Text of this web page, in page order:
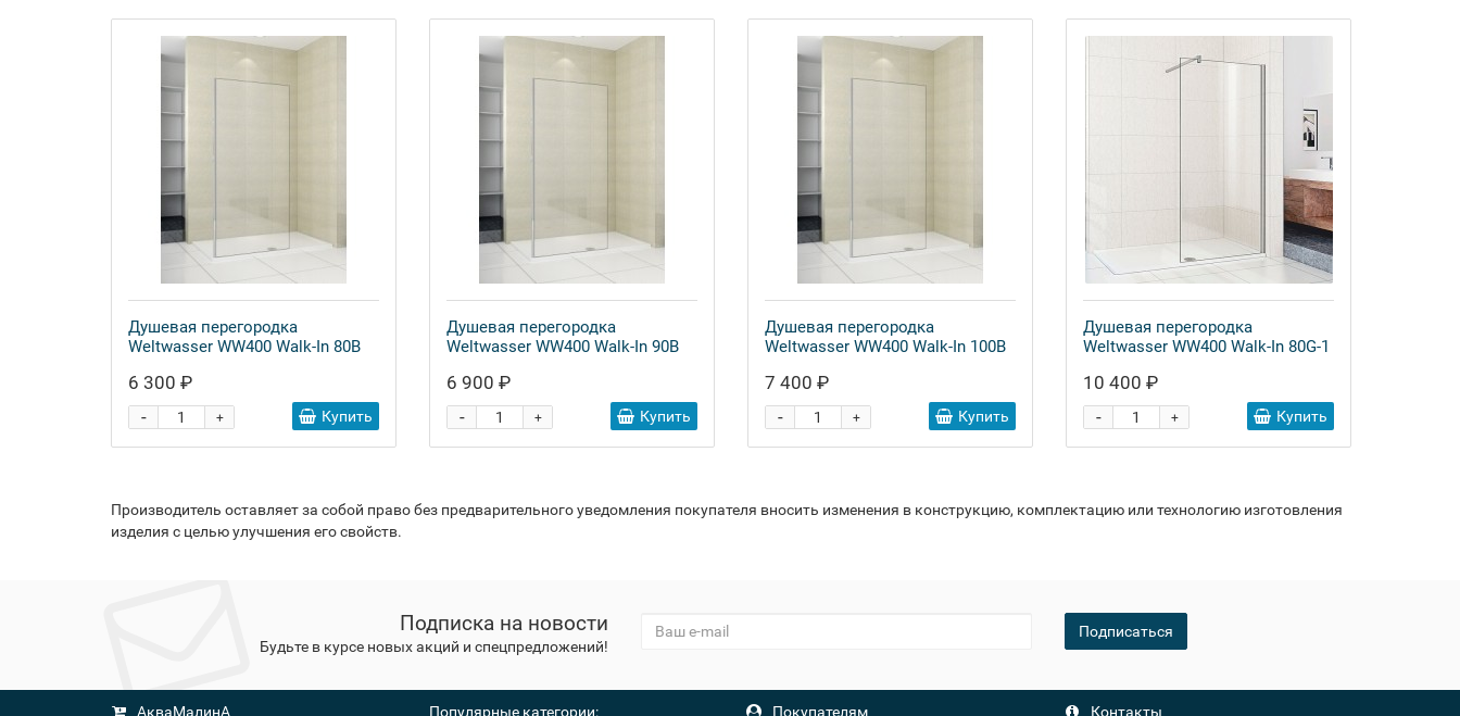
Душевая перегородка
Weltwasser WW400 Walk-In 80B
6 300 ₽
+
- Купить
Душевая перегородка
Weltwasser WW400 Walk-In 90B
6 900 ₽
+
- Купить
Душевая перегородка
Weltwasser WW400 Walk-In 100B
7 400 ₽
+
- Купить
Душевая перегородка
Weltwasser WW400 Walk-In 80G-1
10 400 ₽
+
- Купить
Производитель оставляет за собой право без предварительного уведомления покупателя вносить изменения в конструкцию, комплектацию или технологию изготовления
изделия с целью улучшения его свойств.
Подписка на новости
Будьте в курсе новых акций и спецпредложений!
Подписаться
АкваМалинА Популярные категории: Покупателям Контакты